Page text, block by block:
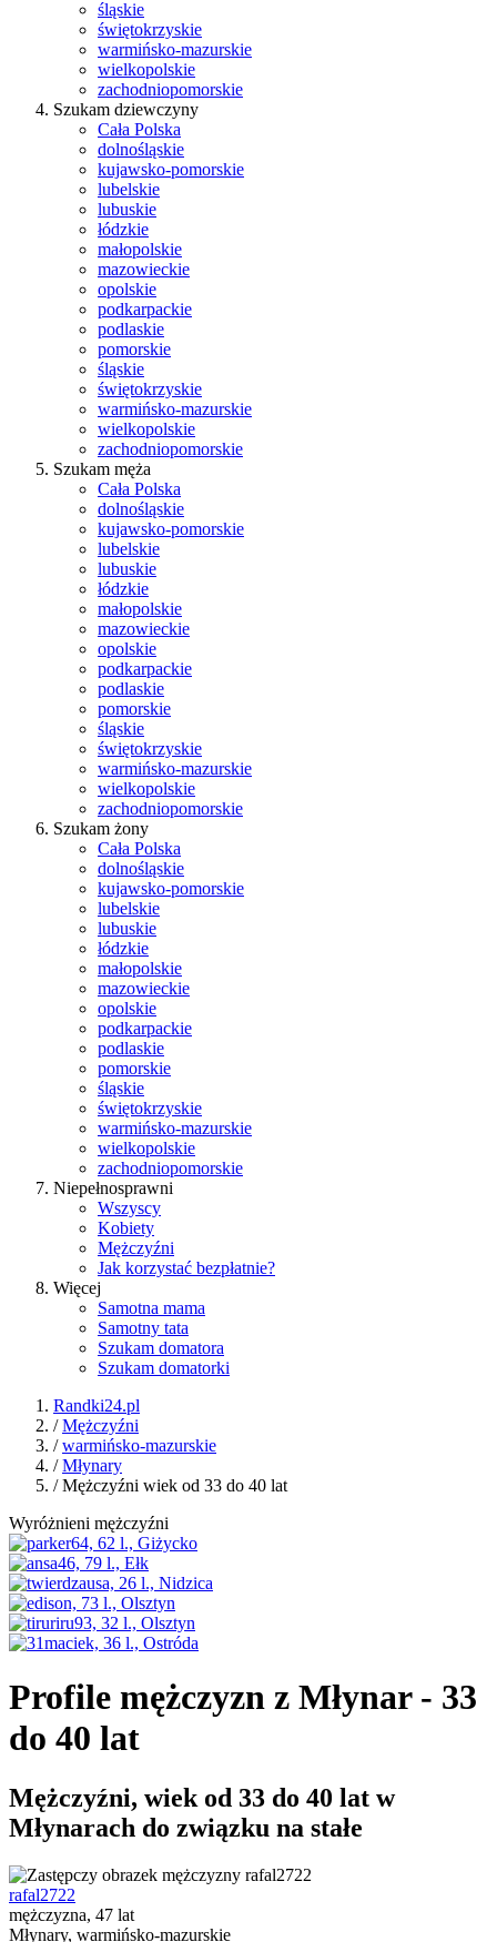
śląskie
świętokrzyskie
warmińsko-mazurskie
wielkopolskie
zachodniopomorskie
Szukam dziewczyny
Cała Polska
dolnośląskie
kujawsko-pomorskie
lubelskie
lubuskie
łódzkie
małopolskie
mazowieckie
opolskie
podkarpackie
podlaskie
pomorskie
śląskie
świętokrzyskie
warmińsko-mazurskie
wielkopolskie
zachodniopomorskie
Szukam męża
Cała Polska
dolnośląskie
kujawsko-pomorskie
lubelskie
lubuskie
łódzkie
małopolskie
mazowieckie
opolskie
podkarpackie
podlaskie
pomorskie
śląskie
świętokrzyskie
warmińsko-mazurskie
wielkopolskie
zachodniopomorskie
Szukam żony
Cała Polska
dolnośląskie
kujawsko-pomorskie
lubelskie
lubuskie
łódzkie
małopolskie
mazowieckie
opolskie
podkarpackie
podlaskie
pomorskie
śląskie
świętokrzyskie
warmińsko-mazurskie
wielkopolskie
zachodniopomorskie
Niepełnosprawni
Wszyscy
Kobiety
Mężczyźni
Jak korzystać bezpłatnie?
Więcej
Samotna mama
Samotny tata
Szukam domatora
Szukam domatorki
Randki24.pl
/Mężczyźni
/warmińsko-mazurskie
/Młynary
/ Mężczyźni wiek od 33 do 40 lat
Wyróżnieni mężczyźni
Profile mężczyzn z Młynar - 33
do 40 lat
Mężczyźni, wiek od 33 do 40 lat w
Młynarach do związku na stałe
rafal2722
mężczyzna, 47 lat
Młynary, warmińsko-mazurskie